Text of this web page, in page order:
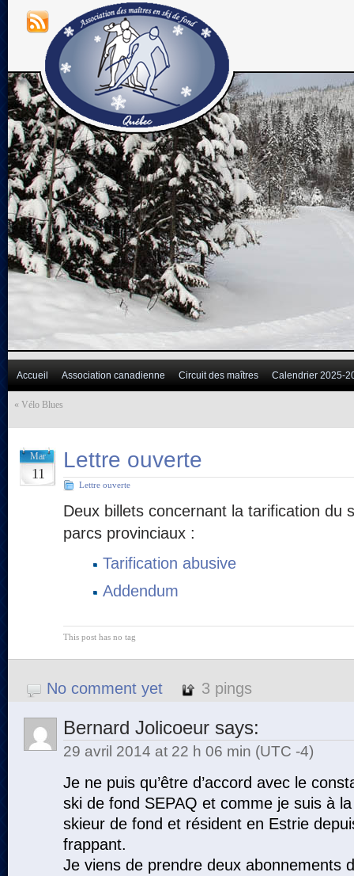
Accueil Association canadienne Circuit des maîtres Calendrier 2025-
« Vélo Blues
Mar
11
Lettre ouverte
Lettre ouverte
Deux billets concernant la tarification du
parcs provinciaux :
Tarification abusive
Addendum
This post has no tag
No comment yet 3 pings
Bernard Jolicoeur says:
29 avril 2014 at 22 h 06 min (UTC -4)
Je ne puis qu’être d’accord avec le
ski de fond SEPAQ et comme je suis à
skieur de fond et résident en Estrie
frappant.
Je viens de prendre deux abonnements